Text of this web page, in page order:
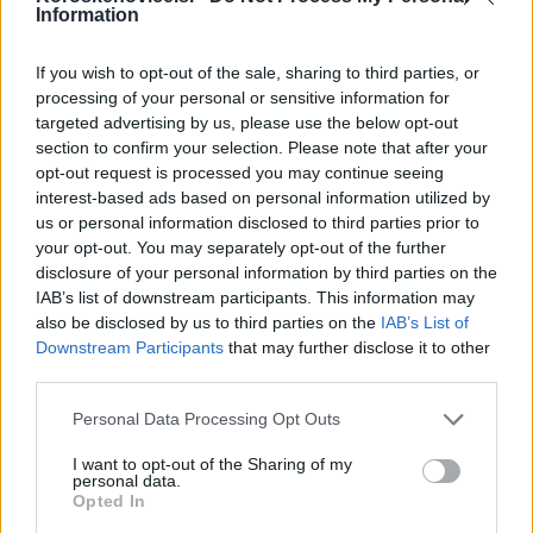
Information
If you wish to opt-out of the sale, sharing to third parties, or
processing of your personal or sensitive information for
targeted advertising by us, please use the below opt-out
section to confirm your selection. Please note that after your
opt-out request is processed you may continue seeing
interest-based ads based on personal information utilized by
us or personal information disclosed to third parties prior to
your opt-out. You may separately opt-out of the further
disclosure of your personal information by third parties on the
IAB’s list of downstream participants. This information may
also be disclosed by us to third parties on the IAB’s List of
Downstream Participants that may further disclose it to other
Please note that this website/app uses one or more Google
not limited to your visit or usage behaviour. You may click to
grant or deny consent to Google and its third-party tags to
use your data for below specified purposes in below Google
Personal Data Processing Opt Outs
I want to opt-out of the Sharing of my
personal data.
Opted In
Failed to fetch
Občine: Slovenija
Kategorije: Policijsko poročilo
Ključne besede: policijsko poročilo PU Celje
Več iz kraja Slovenija